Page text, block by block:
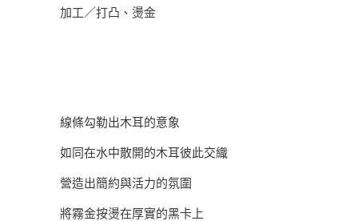
加工／打凸、燙金
線條勾勒出木耳的意象
如同在水中散開的木耳彼此交織
營造出簡約與活力的氛圍
將霧金按燙在厚實的黑卡上